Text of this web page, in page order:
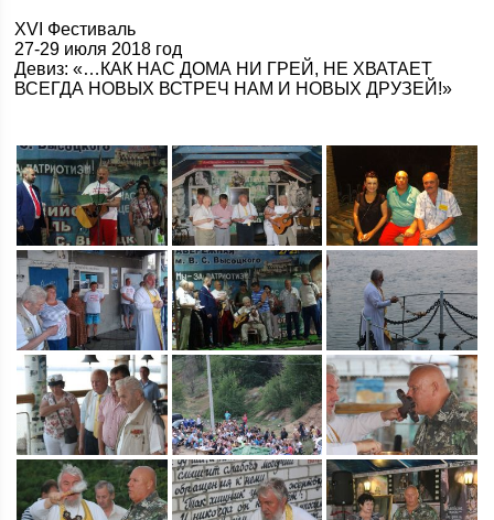
XVI Фестиваль
27-29 июля 2018 год
Девиз: «…КАК НАС ДОМА НИ ГРЕЙ, НЕ ХВАТАЕТ
ВСЕГДА НОВЫХ ВСТРЕЧ НАМ И НОВЫХ ДРУЗЕЙ!»